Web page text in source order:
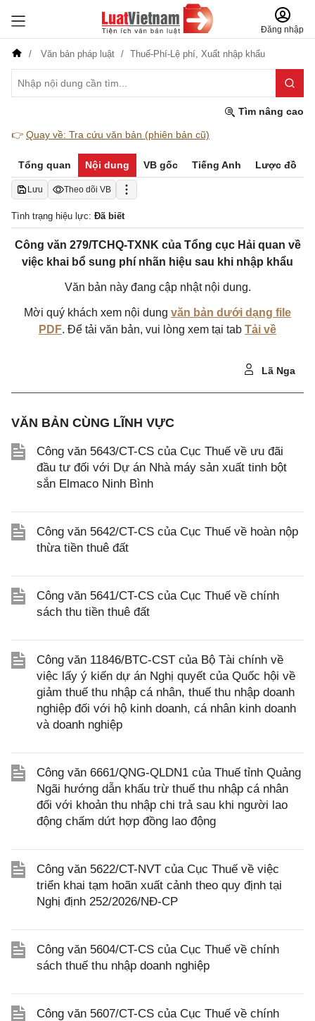
Đăng nhập
Văn bản pháp luật Thuế-Phí-Lệ phí, Xuất nhập khẩu
Tìm nâng cao
👉 Quay về: Tra cứu văn bản (phiên bản cũ)
Tổng quan Nội dung VB gốc Tiếng Anh Lược đồ
Lưu Theo dõi VB
Tình trạng hiệu lực: Đã biết
Công văn 279/TCHQ-TXNK của Tổng cục Hải quan về
việc khai bổ sung phí nhãn hiệu sau khi nhập khẩu
Văn bản này đang cập nhật nội dung.
Mời quý khách xem nội dung văn bản dưới dạng file
PDF. Để tải văn bản, vui lòng xem tại tab Tải về
Lã Nga
VĂN BẢN CÙNG LĨNH VỰC
Công văn 5643/CT-CS của Cục Thuế về ưu đãi
đầu tư đối với Dự án Nhà máy sản xuất tinh bột
sắn Elmaco Ninh Bình
Công văn 5642/CT-CS của Cục Thuế về hoàn nộp
thừa tiền thuê đất
Công văn 5641/CT-CS của Cục Thuế về chính
sách thu tiền thuê đất
Công văn 11846/BTC-CST của Bộ Tài chính về
việc lấy ý kiến dự án Nghị quyết của Quốc hội về
giảm thuế thu nhập cá nhân, thuế thu nhập doanh
nghiệp đối với hộ kinh doanh, cá nhân kinh doanh
và doanh nghiệp
Công văn 6661/QNG-QLDN1 của Thuế tỉnh Quảng
Ngãi hướng dẫn khấu trừ thuế thu nhập cá nhân
đối với khoản thu nhập chi trả sau khi người lao
động chấm dứt hợp đồng lao động
Công văn 5622/CT-NVT của Cục Thuế về việc
triển khai tạm hoãn xuất cảnh theo quy định tại
Nghị định 252/2026/NĐ-CP
Công văn 5604/CT-CS của Cục Thuế về chính
sách thuế thu nhập doanh nghiệp
Công văn 5607/CT-CS của Cục Thuế về chính